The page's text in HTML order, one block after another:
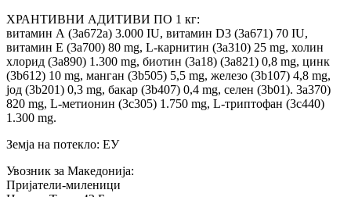
ХРАНТИВНИ АДИТИВИ ПО 1 кг:
витамин А (3a672a) 3.000 IU, витамин D3 (3a671) 70 IU,
витамин Е (3a700) 80 mg, L-карнитин (3a310) 25 mg, холин
хлорид (3a890) 1.300 mg, биотин (3a18) (3a821) 0,8 mg, цинк
(3b612) 10 mg, манган (3b505) 5,5 mg, железо (3b107) 4,8 mg,
јод (3b201) 0,3 mg, бакар (3b407) 0,4 mg, селен (3b01). 3a370)
820 mg, L-метионин (3c305) 1.750 mg, L-триптофан (3c440)
1.300 mg.
Земја на потекло: ЕУ
Увозник за Македонија:
Пријатели-миленици